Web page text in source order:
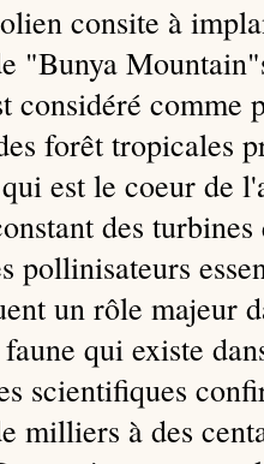
consite à
"Bunya
considéré
forêt tropicales
est le coeur de
des
pollinisateurs
un rôle majeur
qui existe
scientifiques
milliers à des